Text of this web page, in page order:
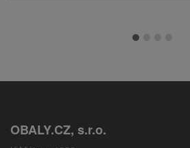
OBALY.CZ, s.r.o.